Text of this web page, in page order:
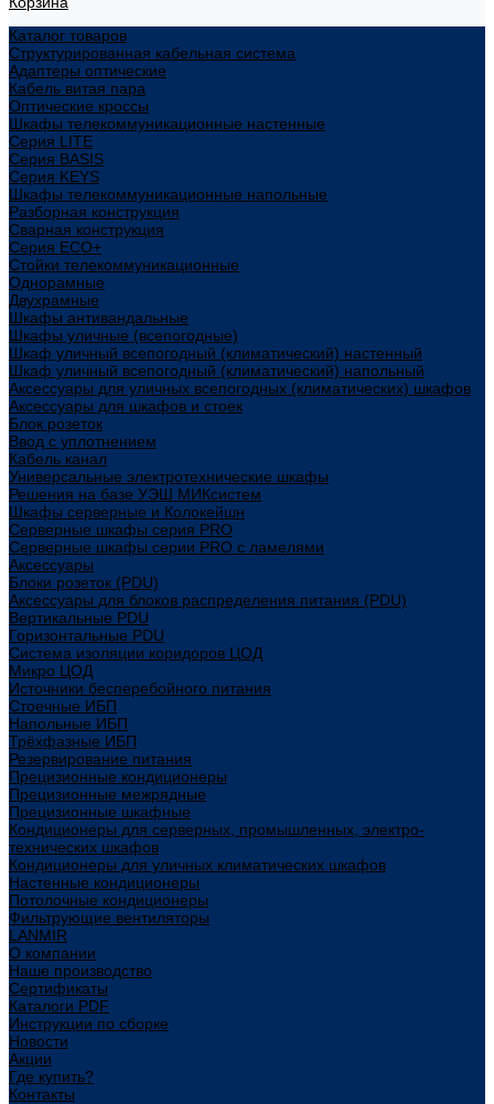
Каталог товаров
Структурированная кабельная система
Адаптеры оптические
Кабель витая пара
Оптические кроссы
Шкафы телекоммуникационные настенные
Cерия LITE
Cерия BASIS
Cерия KEYS
Шкафы телекоммуникационные напольные
Разборная конструкция
Сварная конструкция
Серия ECO+
Стойки телекоммуникационные
Однорамные
Двухрамные
Шкафы антивандальные
Шкафы уличные (всепогодные)
Шкаф уличный всепогодный (климатический) настенный
Шкаф уличный всепогодный (климатический) напольный
Аксессуары для уличных всепогодных (климатических) шкафов
Аксессуары для шкафов и стоек
Блок розеток
Ввод с уплотнением
Кабель канал
Универсальные электротехнические шкафы
Решения на базе УЭШ МИКсистем
Шкафы серверные и Колокейшн
Серверные шкафы серия PRO
Серверные шкафы серии PRO с ламелями
Аксессуары
Блоки розеток (PDU)
Аксессуары для блоков распределения питания (PDU)
Вертикальные PDU
Горизонтальные PDU
Система изоляции коридоров ЦОД
Микро ЦОД
Источники бесперебойного питания
Стоечные ИБП
Напольные ИБП
Трёхфазные ИБП
Резервирование питания
Прецизионные кондиционеры
Прецизионные межрядные
Прецизионные шкафные
Кондиционеры для серверных, промышленных, электро-
технических шкафов
Кондиционеры для уличных климатических шкафов
Настенные кондиционеры
Потолочные кондиционеры
Фильтрующие вентиляторы
LANMIR
О компании
Наше производство
Сертификаты
Каталоги PDF
Инструкции по сборке
Новости
Акции
Где купить?
Контакты